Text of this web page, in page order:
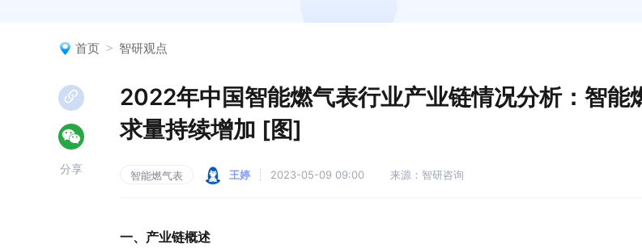
首页 智研观点
2022年中国智能燃气表行业产业链情况分析：智能
求量持续增加 [图]
智能燃气表 王婷 2023-05-09 09:00 来源：智研咨询
一、产业链概述
分享